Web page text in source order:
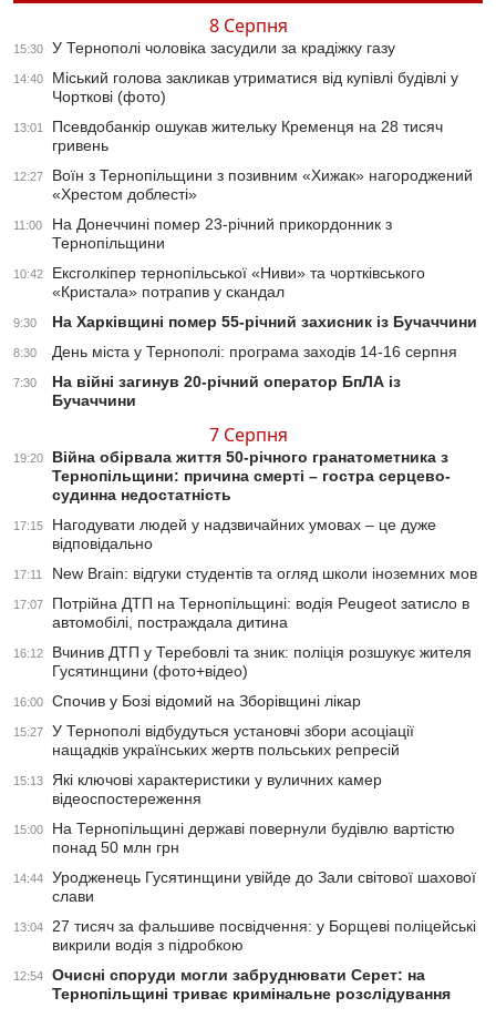
8 Серпня
15:30 У Тернополі чоловіка засудили за крадіжку газу
14:40
Міський голова закликав утриматися від купівлі будівлі у
Чорткові (фото)
13:01
Псевдобанкір ошукав жительку Кременця на 28 тисяч
гривень
12:27
Воїн з Тернопільщини з позивним «Хижак» нагороджений
«Хрестом доблесті»
11:00
На Донеччині помер 23-річний прикордонник з
Тернопільщини
10:42
Ексголкіпер тернопільської «Ниви» та чортківського
«Кристала» потрапив у скандал
9:30 На Харківщині помер 55-річний захисник із Бучаччини
8:30 День міста у Тернополі: програма заходів 14-16 серпня
7:30
На війні загинув 20-річний оператор БпЛА із
Бучаччини
7 Серпня
19:20
Війна обірвала життя 50-річного гранатометника з
Тернопільщини: причина смерті – гостра серцево-
судинна недостатність
17:15
Нагодувати людей у надзвичайних умовах – це дуже
відповідально
17:11 New Brain: відгуки студентів та огляд школи іноземних мов
17:07
Потрійна ДТП на Тернопільщині: водія Peugeot затисло в
автомобілі, постраждала дитина
16:12
Вчинив ДТП у Теребовлі та зник: поліція розшукує жителя
Гусятинщини (фото+відео)
16:00 Спочив у Бозі відомий на Зборівщині лікар
15:27
У Тернополі відбудуться установчі збори асоціації
нащадків українських жертв польських репресій
15:13
Які ключові характеристики у вуличних камер
відеоспостереження
15:00
На Тернопільщині державі повернули будівлю вартістю
понад 50 млн грн
14:44
Уродженець Гусятинщини увійде до Зали світової шахової
слави
13:04
27 тисяч за фальшиве посвідчення: у Борщеві поліцейські
викрили водія з підробкою
12:54
Очисні споруди могли забруднювати Серет: на
Тернопільщині триває кримінальне розслідування